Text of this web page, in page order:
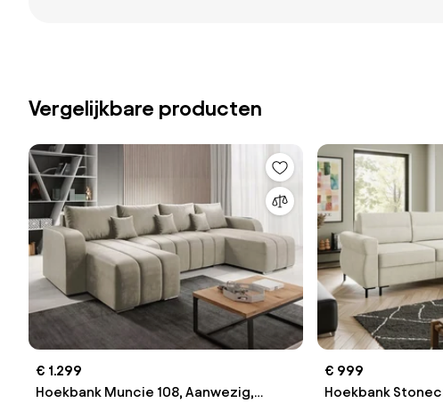
Vergelijkbare producten
€ 1.299
Hoekbank Muncie 108, Aanwezig,
€ 999
Hoekbank